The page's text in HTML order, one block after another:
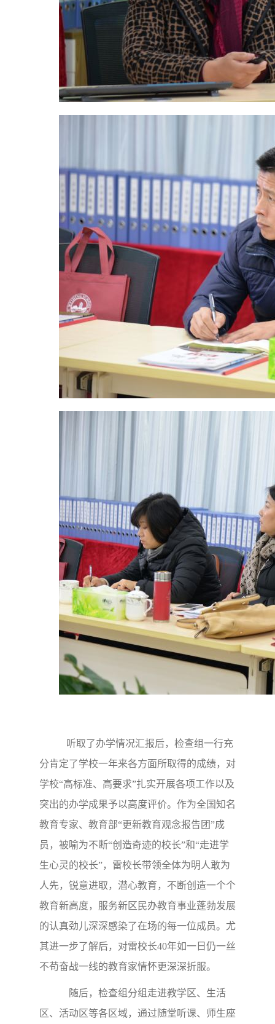
听取了办学情况汇报后，检查组一行充
分肯定了学校一年来各方面所取得的成绩，对
学校“高标准、高要求”扎实开展各项工作以及
突出的办学成果予以高度评价。 作为全国知名
教育专家、教育部“更新教育观念报告团”成
员，被喻为不断“创造奇迹的校长”和“走进学
生心灵的校长”，雷校长带领全体为明人敢为
人先，锐意进取， 潜心教育， 不断创造一个个
教育新高度，服务新区民办教育事业蓬勃发展
的认真劲儿深深感染了在场的每一位成员。尤
其进一步了解后，对雷校长40年如一日仍一丝
不苟奋战一线的教育家情怀更深深折服。
随后，检查组分组走进教学区、生活
区、活动区等各区域，通过随堂听课、师生座